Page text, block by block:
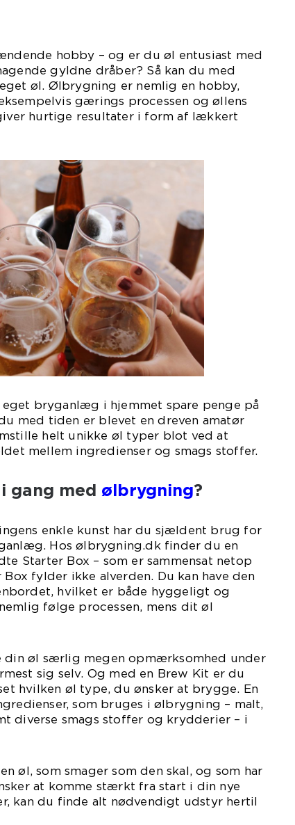
hobby – og er du øl entusiast med
gyldne dråber? Så kan du med
øl. Ølbrygning er nemlig en hobby,
gærings processen og øllens
hurtige resultater i form af lækkert
bryganlæg i hjemmet spare penge på
med tiden er blevet en dreven amatør
helt unikke øl typer blot ved at
mellem ingredienser og smags stoffer.
gang med ølbrygning?
enkle kunst har du sjældent brug for
Hos ølbrygning.dk finder du en
Starter Box – som er sammensat netop
fylder ikke alverden. Du kan have den
hvilket er både hyggeligt og
følge processen, mens dit øl
din øl særlig megen opmærksomhed under
sig selv. Og med en Brew Kit er du
hvilken øl type, du ønsker at brygge. En
som bruges i ølbrygning – malt,
diverse smags stoffer og krydderier – i
øl, som smager som den skal, og som har
at komme stærkt fra start i din nye
kan du finde alt nødvendigt udstyr hertil